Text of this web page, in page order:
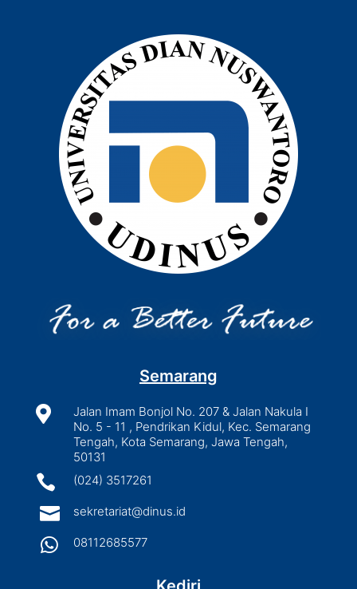
Semarang

Jalan Imam Bonjol No. 207 & Jalan Nakula I
No. 5 - 11 , Pendrikan Kidul, Kec. Semarang
Tengah, Kota Semarang, Jawa Tengah,
50131
 (024) 3517261
 sekretariat@dinus.id
 08112685577